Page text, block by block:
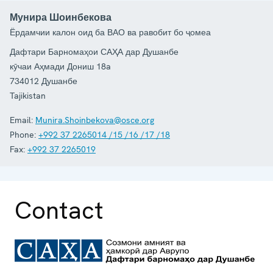
Мунира Шоинбекова
Ёрдамчии калон оид ба ВАО ва равобит бо ҷомеа
Дафтари Барномаҳои САҲА дар Душанбе
кӯчаи Аҳмади Дониш 18a
734012 Душанбе
Tajikistan
Email: Munira.Shoinbekova@osce.org
Phone: +992 37 2265014 /15 /16 /17 /18
Fax: +992 37 2265019
Contact